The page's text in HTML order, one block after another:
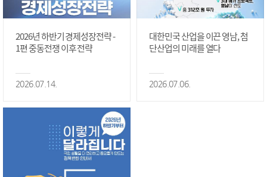
2026년 하반기 경제성장전략 -
1편 중동전쟁 이후 전략
2026.07.14.
대한민국 산업을 이끈 영남, 첨
단산업의 미래를 열다
2026.07.06.